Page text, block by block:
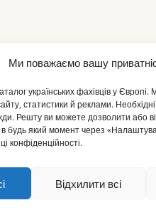
Ми поважаємо вашу
українських фахівців у
статистики й реклами. Необхідні
Решту ви можете дозволити або
в будь який момент через
конфіденційності.
Відхилити всі